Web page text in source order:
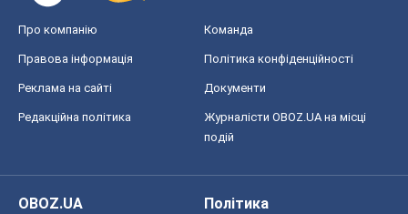
Про компанію Команда
Правова інформація Політика конфіденційності
Реклама на сайті Документи
Редакційна політика
Журналісти OBOZ.UA на місці
подій
OBOZ.UA
Політика